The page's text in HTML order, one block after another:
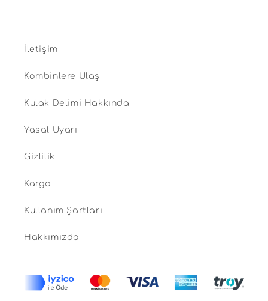
İletişim
Kombinlere Ulaş
Kulak Delimi Hakkında
Yasal Uyarı
Gizlilik
Kargo
Kullanım Şartları
Hakkımızda